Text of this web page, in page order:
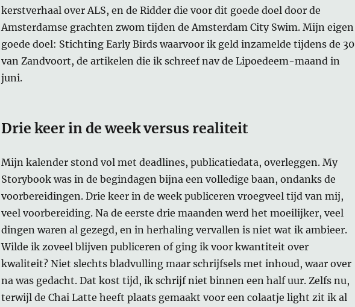
kerstverhaal over ALS, en de Ridder die voor dit goede doel door de
Amsterdamse grachten zwom tijden de Amsterdam City Swim. Mijn eigen
goede doel: Stichting Early Birds waarvoor ik geld inzamelde tijdens de 30
van Zandvoort, de artikelen die ik schreef nav de Lipoedeem-maand in
juni.
Drie keer in de week versus realiteit
Mijn kalender stond vol met deadlines, publicatiedata, overleggen. My
Storybook was in de begindagen bijna een volledige baan, ondanks de
voorbereidingen. Drie keer in de week publiceren vroegveel tijd van mij,
veel voorbereiding. Na de eerste drie maanden werd het moeilijker, veel
dingen waren al gezegd, en in herhaling vervallen is niet wat ik ambieer.
Wilde ik zoveel blijven publiceren of ging ik voor kwantiteit over
kwaliteit? Niet slechts bladvulling maar schrijfsels met inhoud, waar over
na was gedacht. Dat kost tijd, ik schrijf niet binnen een half uur. Zelfs nu,
terwijl de Chai Latte heeft plaats gemaakt voor een colaatje light zit ik al